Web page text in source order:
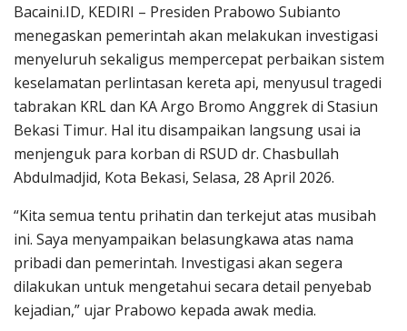
Bacaini.ID, KEDIRI – Presiden Prabowo Subianto
menegaskan pemerintah akan melakukan investigasi
menyeluruh sekaligus mempercepat perbaikan sistem
keselamatan perlintasan kereta api, menyusul tragedi
tabrakan KRL dan KA Argo Bromo Anggrek di Stasiun
Bekasi Timur. Hal itu disampaikan langsung usai ia
menjenguk para korban di RSUD dr. Chasbullah
Abdulmadjid, Kota Bekasi, Selasa, 28 April 2026.
“Kita semua tentu prihatin dan terkejut atas musibah
ini. Saya menyampaikan belasungkawa atas nama
pribadi dan pemerintah. Investigasi akan segera
dilakukan untuk mengetahui secara detail penyebab
kejadian,” ujar Prabowo kepada awak media.